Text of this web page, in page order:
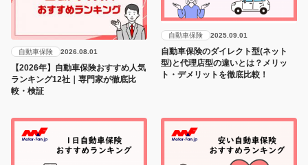
自動車保険 2026.08.01
【2026年】自動車保険おすすめ人気
ランキング12社｜専門家が徹底比
較・検証
自動車保険 2025.09.01
自動車保険のダイレクト型(ネット
型)と代理店型の違いとは？メリッ
ト・デメリットを徹底比較！